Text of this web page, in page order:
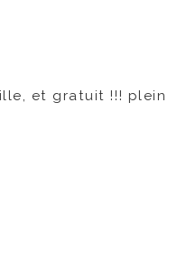
et gratuit !!! plein